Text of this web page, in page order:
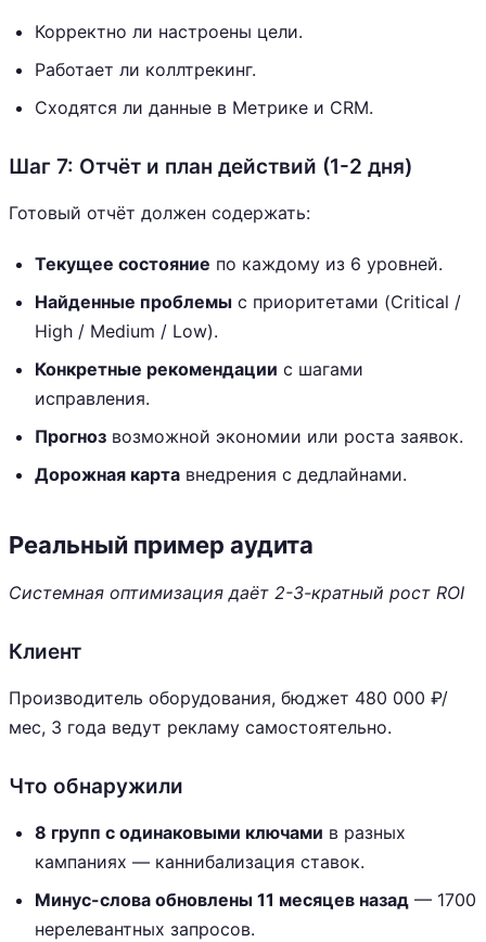
Корректно ли настроены цели.
Работает ли коллтрекинг.
Сходятся ли данные в Метрике и CRM.
Шаг 7: Отчёт и план действий (1-2 дня)
Готовый отчёт должен содержать:
Текущее состояние по каждому из 6 уровней.
Найденные проблемы с приоритетами (Critical /
High / Medium / Low).
Конкретные рекомендации с шагами
исправления.
Прогноз возможной экономии или роста заявок.
Дорожная карта внедрения с дедлайнами.
Реальный пример аудита
Системная оптимизация даёт 2-3-кратный рост ROI
Клиент
Производитель оборудования, бюджет 480 000 ₽/
мес, 3 года ведут рекламу самостоятельно.
Что обнаружили
8 групп с одинаковыми ключами в разных
кампаниях — каннибализация ставок.
Минус-слова обновлены 11 месяцев назад — 1700
нерелевантных запросов.